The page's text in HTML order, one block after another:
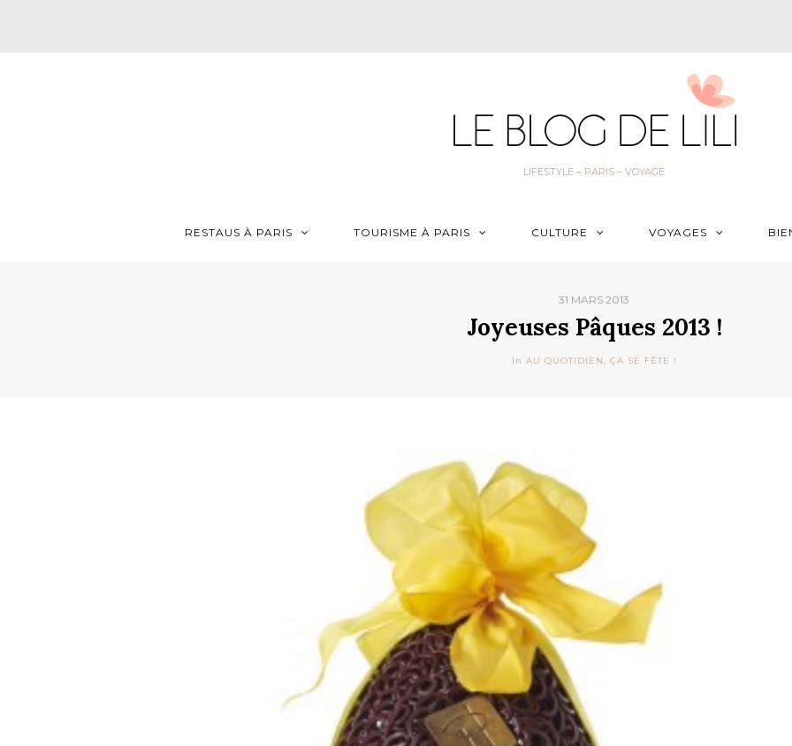
LIFESTYLE – PARIS – VOYAGE
RESTAUS À PARIS TOURISME À PARIS CULTURE VOYAGES
31 MARS 2013
Joyeuses Pâques 2013 !
In AU QUOTIDIEN, ÇA SE FÊTE !